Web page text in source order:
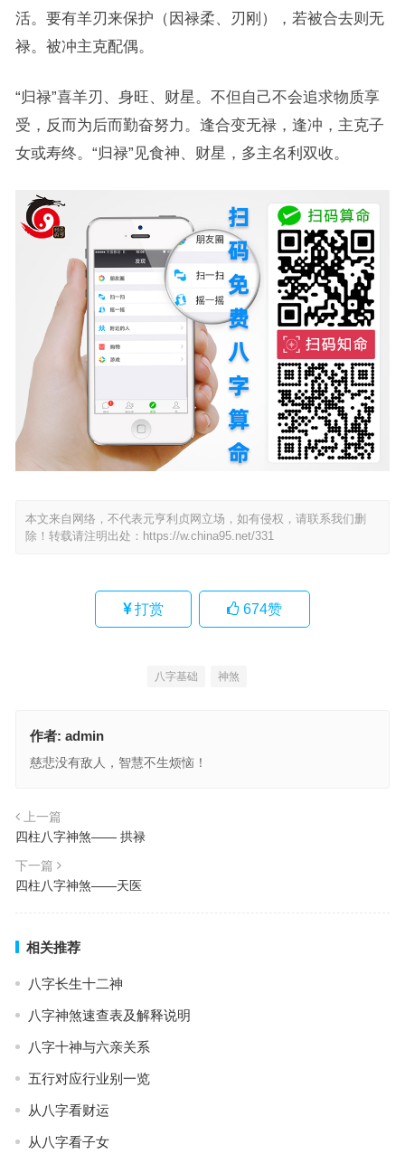
活。要有羊刃来保护（因禄柔、刃刚），若被合去则无
禄。被冲主克配偶。
“归禄”喜羊刃、身旺、财星。不但自己不会追求物质享
受，反而为后而勤奋努力。逢合变无禄，逢冲，主克子
女或寿终。“归禄”见食神、财星，多主名利双收。
本文来自网络，不代表元亨利贞网立场，如有侵权，请联系我们删
除！转载请注明出处： https://w.china95.net/331
打赏 674赞
八字基础 神煞
作者: admin
慈悲没有敌人，智慧不生烦恼！
上一篇
四柱八字神煞—— 拱禄
下一篇
四柱八字神煞——天医
相关推荐
八字长生十二神
八字神煞速查表及解释说明
八字十神与六亲关系
五行对应行业别一览
从八字看财运
从八字看子女